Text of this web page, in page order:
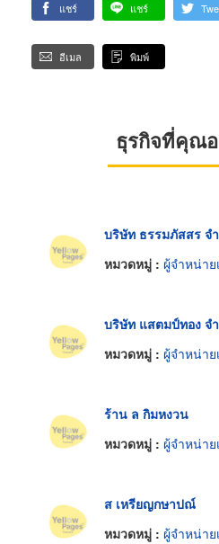
แชร์ แชร์
อีเมล พิมพ์
ธุรกิจที่คุณ
บริษัท ธรรมภัสสร จ
หมวดหมู่ : ผู้จำหน่า
บริษัท แสตมป์ทอง จ
หมวดหมู่ : ผู้จำหน่า
ร้าน ล กิมหงวน
หมวดหมู่ : ผู้จำหน่า
ส เหรียญกษาปณ์
หมวดหมู่ : ผู้จำหน่า